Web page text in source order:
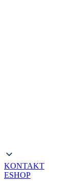
KONTAKT
ESHOP